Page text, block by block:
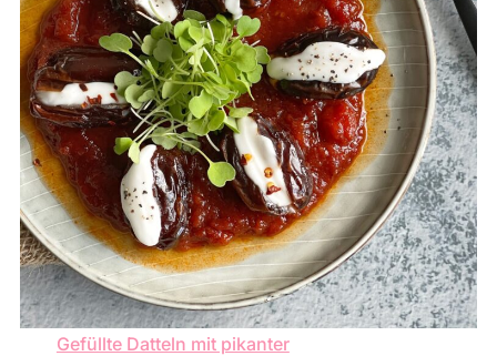
Gefüllte Datteln mit pikanter